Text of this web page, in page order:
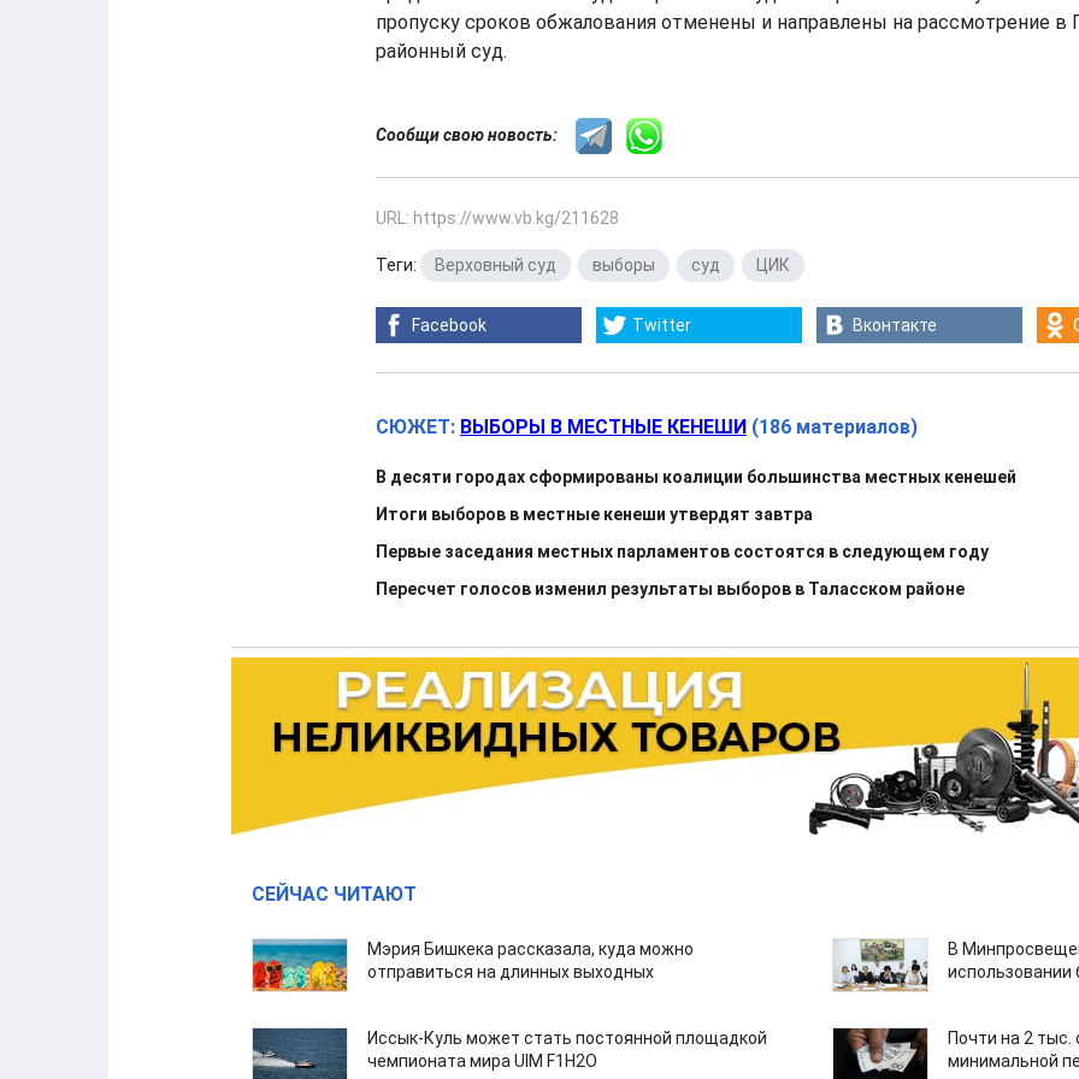
пропуску сроков обжалования отменены и направлены на рассмотрение в
районный суд.
Сообщи свою новость:
URL: https://www.vb.kg/211628
Теги: Верховный суд выборы суд ЦИК
Facebook Twitter Вконтакте
СЮЖЕТ: ВЫБОРЫ В МЕСТНЫЕ КЕНЕШИ (186 материалов)
В десяти городах сформированы коалиции большинства местных кенешей
Итоги выборов в местные кенеши утвердят завтра
Первые заседания местных парламентов состоятся в следующем году
Пересчет голосов изменил результаты выборов в Таласском районе
СЕЙЧАС ЧИТАЮТ
Мэрия Бишкека рассказала, куда можно
отправиться на длинных выходных
В
Иссык-Куль может стать постоянной площадкой
чемпионата мира UIM F1H2O
Почти на 2
минимальной